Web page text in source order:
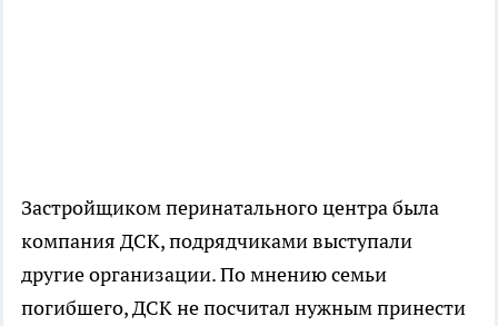
Застройщиком перинатального центра была
компания ДСК, подрядчиками выступали
другие организации. По мнению семьи
погибшего, ДСК не посчитал нужным принести